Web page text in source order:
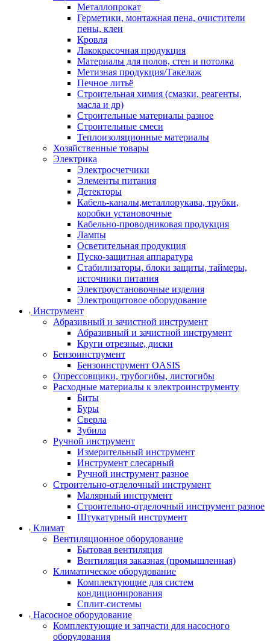
Металлопрокат
Герметики, монтажная пена, очистители
пены, клеи
Кровля
Лакокрасочная продукция
Материалы для полов, стен и потолка
Метизная продукция/Такелаж
Печное литьё
Строительная химия (смазки, реагенты,
масла и др)
Строительные материалы разное
Строительные смеси
Теплоизоляционные материалы
Хозяйственные товары
Электрика
Электросчетчики
Элементы питания
Детекторы
Кабель-каналы,металлорукава, трубки,
коробки установочные
Кабельно-проводниковая продукция
Лампы
Осветительная продукция
Пуско-защитная аппаратура
Стабилизаторы, блоки защиты, таймеры,
источники питания
Электроустановочные изделия
Электрощитовое оборудование
Инструмент
Абразивный и зачистной инструмент
Абразивный и зачистной инструмент
Круги отрезные, диски
Бензоинструмент
Бензоинструмент OASIS
Опрессовщики, трубогибы, листогибы
Расходные материалы к электроинструменту
Биты
Буры
Сверла
Зубила
Ручной инструмент
Измерительный инструмент
Инструмент слесарный
Ручной инструмент разное
Строительно-отделочный инструмент
Малярный инструмент
Строительно-отделочный инструмент разное
Штукатурный инструмент
Климат
Вентиляционное оборудование
Бытовая вентиляция
Вентиляция заказная (промышленная)
Климатическое оборудование
Комплектующие для систем
кондиционирования
Сплит-системы
Насосное оборудование
Комплектующие и запчасти для насосного
оборудования